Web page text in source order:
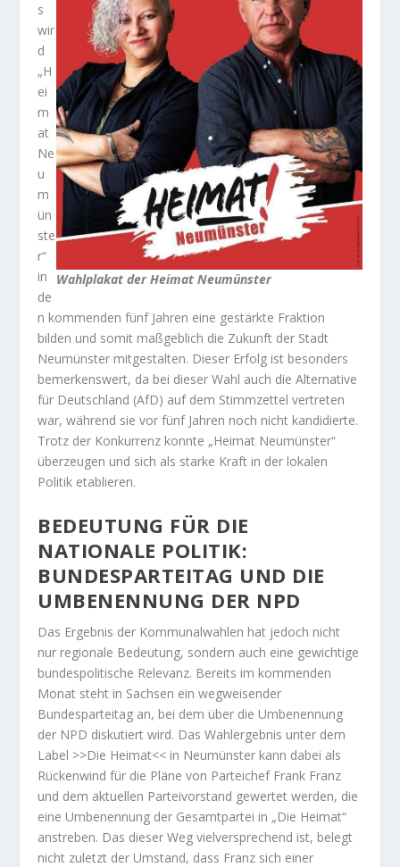
Wahlplakat der Heimat Neumünster
s
wir
d
„H
ei
m
at
Ne
u
m
ün
ste
r“
in
de
n kommenden fünf Jahren eine gestärkte Fraktion
bilden und somit maßgeblich die Zukunft der Stadt
Neumünster mitgestalten. Dieser Erfolg ist besonders
bemerkenswert, da bei dieser Wahl auch die Alternative
für Deutschland (AfD) auf dem Stimmzettel vertreten
war, während sie vor fünf Jahren noch nicht kandidierte.
Trotz der Konkurrenz konnte „Heimat Neumünster“
überzeugen und sich als starke Kraft in der lokalen
Politik etablieren.
BEDEUTUNG FÜR DIE
NATIONALE POLITIK:
BUNDESPARTEITAG UND DIE
UMBENENNUNG DER NPD
Das Ergebnis der Kommunalwahlen hat jedoch nicht
nur regionale Bedeutung, sondern auch eine gewichtige
bundespolitische Relevanz. Bereits im kommenden
Monat steht in Sachsen ein wegweisender
Bundesparteitag an, bei dem über die Umbenennung
der NPD diskutiert wird. Das Wahlergebnis unter dem
Label >>Die Heimat<< in Neumünster kann dabei als
Rückenwind für die Pläne von Parteichef Frank Franz
und dem aktuellen Parteivorstand gewertet werden, die
eine Umbenennung der Gesamtpartei in „Die Heimat“
anstreben. Das dieser Weg vielversprechend ist, belegt
nicht zuletzt der Umstand, dass Franz sich einer